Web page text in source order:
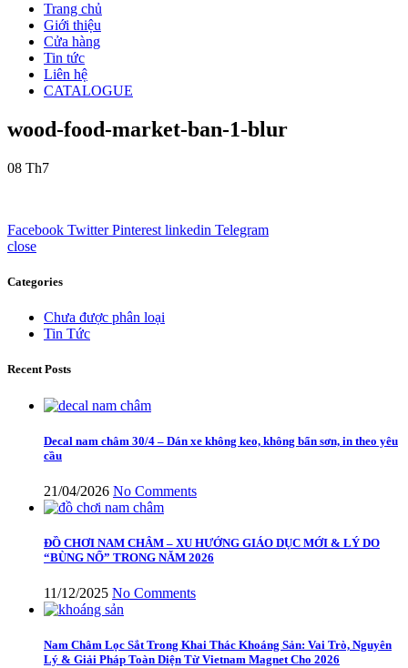
Trang chủ
Giới thiệu
Cửa hàng
Tin tức
Liên hệ
CATALOGUE
wood-food-market-ban-1-blur
08 Th7
Facebook Twitter Pinterest linkedin Telegram
close
Categories
Chưa được phân loại
Tin Tức
Recent Posts
Decal nam châm 30/4 – Dán xe không keo, không bẩn sơn, in theo yêu
cầu
21/04/2026 No Comments
ĐỒ CHƠI NAM CHÂM – XU HƯỚNG GIÁO DỤC MỚI & LÝ DO
“BÙNG NỔ” TRONG NĂM 2026
11/12/2025 No Comments
Nam Châm Lọc Sắt Trong Khai Thác Khoáng Sản: Vai Trò, Nguyên
Lý & Giải Pháp Toàn Diện Từ Vietnam Magnet Cho 2026